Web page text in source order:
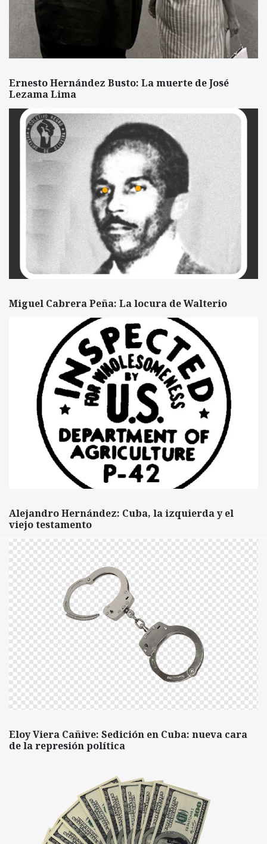
Ernesto Hernández Busto: La muerte de José
Lezama Lima
Miguel Cabrera Peña: La locura de Walterio
Alejandro Hernández: Cuba, la izquierda y el
viejo testamento
Eloy Viera Cañive: Sedición en Cuba: nueva cara
de la represión política